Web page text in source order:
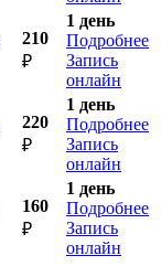
210
₽
1 день
Подробнее
Запись
онлайн
220
₽
1 день
Подробнее
Запись
онлайн
160
₽
1 день
Подробнее
Запись
онлайн